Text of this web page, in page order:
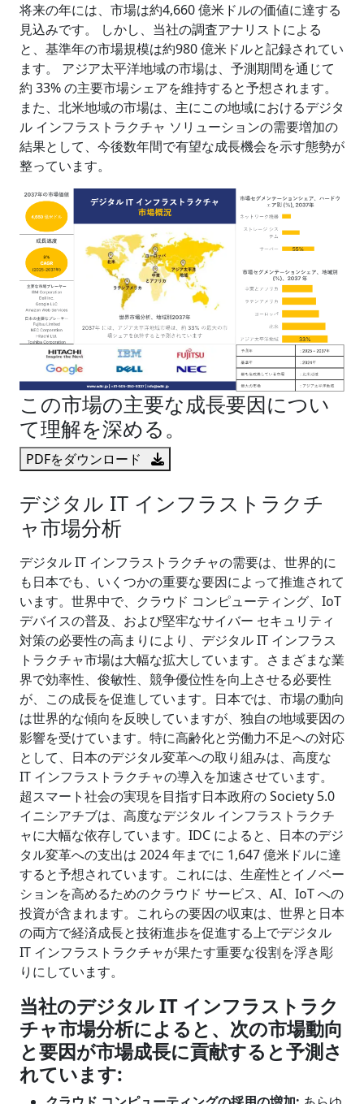
将来の年には、市場は約4,660 億米ドルの価値に達する
見込みです。 しかし、当社の調査アナリストによる
と、基準年の市場規模は約980 億米ドルと記録されてい
ます。 アジア太平洋地域の市場は、予測期間を通じて
約 33% の主要市場シェアを維持すると予想されます。
また、北米地域の市場は、主にこの地域におけるデジタ
ル インフラストラクチャ ソリューションの需要増加の
結果として、今後数年間で有望な成長機会を示す態勢が
整っています。
この市場の主要な成長要因につい
て理解を深める。
PDFをダウンロード
デジタル IT インフラストラクチ
ャ市場分析
デジタル IT インフラストラクチャの需要は、世界的に
も日本でも、いくつかの重要な要因によって推進されて
います。世界中で、クラウド コンピューティング、IoT
デバイスの普及、および堅牢なサイバー セキュリティ
対策の必要性の高まりにより、デジタル IT インフラス
トラクチャ市場は大幅な拡大しています。さまざまな業
界で効率性、俊敏性、競争優位性を向上させる必要性
が、この成長を促進しています。日本では、市場の動向
は世界的な傾向を反映していますが、独自の地域要因の
影響を受けています。特に高齢化と労働力不足への対応
として、日本のデジタル変革への取り組みは、高度な
IT インフラストラクチャの導入を加速させています。
超スマート社会の実現を目指す日本政府の Society 5.0
イニシアチブは、高度なデジタル インフラストラクチ
ャに大幅な依存しています。IDC によると、日本のデジ
タル変革への支出は 2024 年までに 1,647 億米ドルに達
すると予想されています。これには、生産性とイノベー
ションを高めるためのクラウド サービス、AI、IoT への
投資が含まれます。これらの要因の収束は、世界と日本
の両方で経済成長と技術進歩を促進する上でデジタル
IT インフラストラクチャが果たす重要な役割を浮き彫
りにしています。
当社のデジタルIT インフラストラク
チャ市場分析によると、次の市場動向
と要因が市場成長に貢献すると予測さ
れています: